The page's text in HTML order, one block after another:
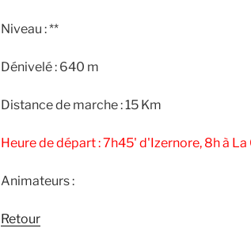
Niveau : **
Dénivelé : 640 m
Distance de marche : 15 Km
Heure de départ : 7h45' d'Izernore, 8h à
Animateurs :
Retour